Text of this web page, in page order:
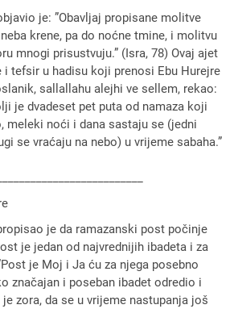
je: ”Obavljaj propisane molitve
krene, pa do noćne tmine, i molitvu
mnogi prisustvuju.” (Isra, 78) Ovaj ajet
tefsir u hadisu koji prenosi Ebu Hurejre
sallallahu alejhi ve sellem, rekao:
je dvadeset pet puta od namaza koji
meleki noći i dana sastaju se (jedni
se vraćaju na nebo) u vrijeme sabaha.”
je da ramazanski post počinje
je jedan od najvrednijih ibadeta i za
je Moj i Ja ću za njega posebno
značajan i poseban ibadet odredio i
zora, da se u vrijeme nastupanja još